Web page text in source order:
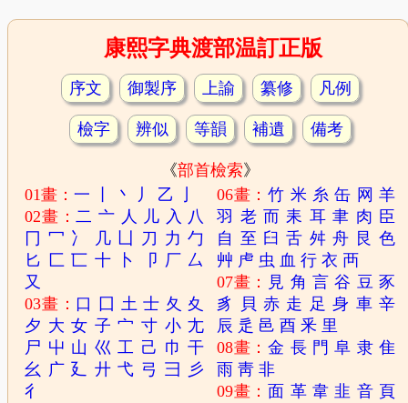
康熙字典渡部温訂正版
序文 御製序 上諭 纂修 凡例
檢字 辨似 等韻 補遺 備考
《部首檢索》
01畫：一 丶 丿 乙
02畫：二 亠 人 儿 入 八
冂 冖 冫 几 凵 刀 力 勹
匕 匚 匸 十 卜 卩 厂 厶
又
03畫： 口 囗 土 士 夂 夊
夕 大 女 子 宀 寸 小 尢
尸 屮 山 巛 工 己 巾 干
幺 广 廴 廾 弋 弓 彐
彡
彳
06畫：竹 米 糸 缶 网 羊
羽 老 而 耒 耳 聿 肉 臣
自 至 臼 舌 舛 舟 艮 色
艸 虍 虫 血 行 衣 襾
07畫： 見 角 言 谷 豆 豕
豸
貝 赤 走 足 身 車 辛
辰 辵 邑 酉 釆 里
08畫：金 長 門 阜 隶 隹
雨 靑 非
09畫： 面 革 韋 韭 音 頁